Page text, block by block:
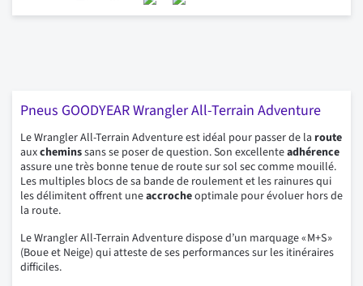
Pneus GOODYEAR Wrangler All-Terrain Adventure
Le Wrangler All-Terrain Adventure est idéal pour passer de la route
auxcheminssans se poser de question. Son excellenteadhérence
assure une très bonne tenue de route sur sol sec comme mouillé.
Les multiples blocs de sa bande de roulement et les rainures qui
les délimitent offrent uneaccrocheoptimale pour évoluer hors de
la route.
Le Wrangler All-Terrain Adventure dispose d’un marquage « M+S »
(Boue et Neige) qui atteste de ses performances sur les itinéraires
difficiles.